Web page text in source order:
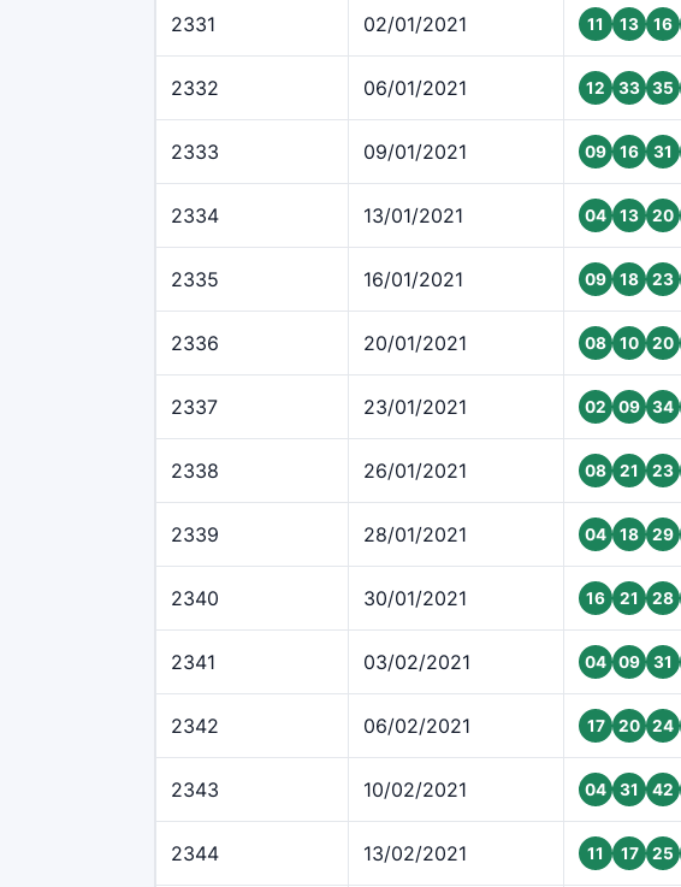
2331 02/01/2021 11 13 16
2332 06/01/2021 12 33 35
2333 09/01/2021 09 16 31
2334 13/01/2021 04 13 20
2335 16/01/2021 09 18 23
2336 20/01/2021 08 10 20
2337 23/01/2021 02 09 34
2338 26/01/2021 08 21 23
2339 28/01/2021 04 18 29
2340 30/01/2021 16 21 28
2341 03/02/2021 04 09 31
2342 06/02/2021 17 20 24
2343 10/02/2021 04 31 42
2344 13/02/2021 11 17 25